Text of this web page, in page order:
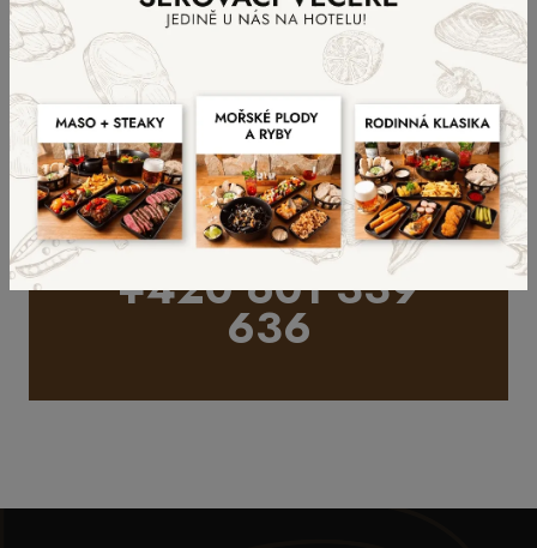
Kontaktujte nás
+420 601 339
636